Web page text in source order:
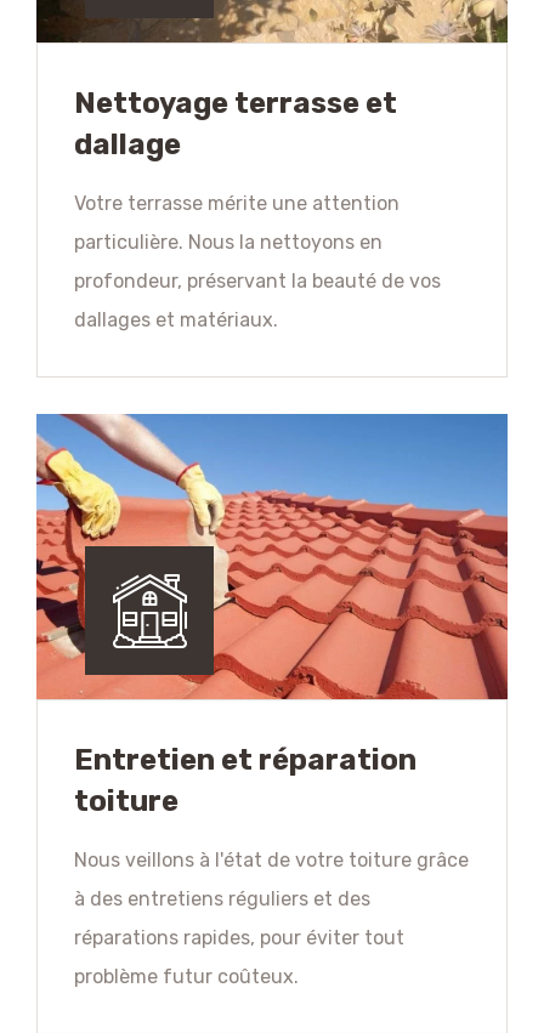
Nettoyage terrasse et
dallage
Votre terrasse mérite une attention
particulière. Nous la nettoyons en
profondeur, préservant la beauté de vos
dallages et matériaux.
Entretien et réparation
toiture
Nous veillons à l'état de votre toiture grâce
à des entretiens réguliers et des
réparations rapides, pour éviter tout
problème futur coûteux.